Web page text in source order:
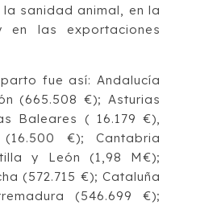
sanidad animal, en la
en las exportaciones
fue así: Andalucía
(665.508 €); Asturias
Baleares ( 16.179 €),
€); Cantabria
y León (1,98 M€);
(572.715 €); Cataluña
(546.699 €);